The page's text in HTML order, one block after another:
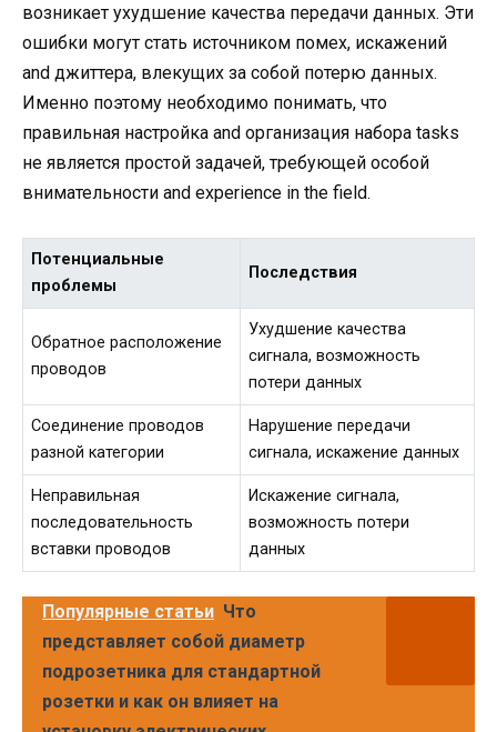
возникает ухудшение качества передачи данных. Эти
ошибки могут стать источником помех, искажений
and джиттера, влекущих за собой потерю данных.
Именно поэтому необходимо понимать, что
правильная настройка and организация набора tasks
не является простой задачей, требующей особой
внимательности and experience in the field.
Потенциальные
проблемы
Последствия
Обратное расположение
проводов
Ухудшение качества
сигнала, возможность
потери данных
Соединение проводов
разной категории
Нарушение передачи
сигнала, искажение данных
Неправильная
последовательность
вставки проводов
Искажение сигнала,
возможность потери
данных
Популярные статьи Что
представляет собой диаметр
подрозетника для стандартной
розетки и как он влияет на